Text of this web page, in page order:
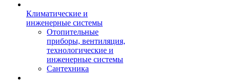
Климатические и
инженерные системы
Отопительные
приборы, вентиляция,
технологические и
инженерные системы
Сантехника